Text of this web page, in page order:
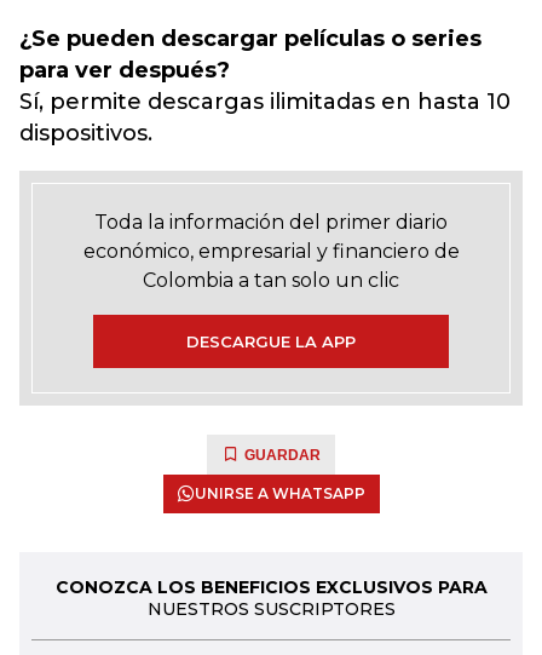
¿Se pueden descargar películas o series
para ver después?
Sí, permite descargas ilimitadas en hasta 10
dispositivos.
Toda la información del primer diario
económico, empresarial y financiero de
Colombia a tan solo un clic
DESCARGUE LA APP
GUARDAR
UNIRSE A WHATSAPP
CONOZCA LOS BENEFICIOS EXCLUSIVOS PARA
NUESTROS SUSCRIPTORES